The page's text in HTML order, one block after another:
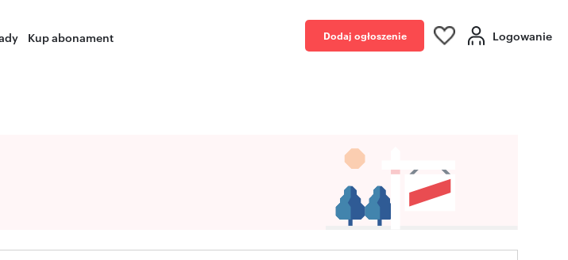
Kup abonament Dodaj ogłoszenie Logowanie